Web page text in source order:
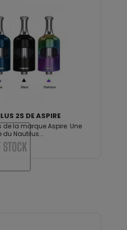
2S DE ASPIRE
la marque Aspire: Une
du Nautilus...